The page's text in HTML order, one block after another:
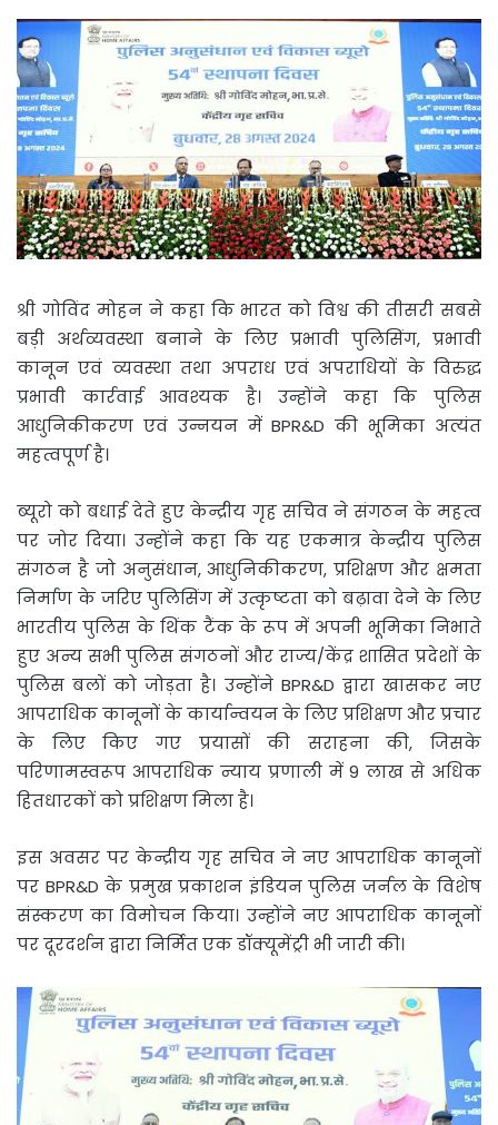
श्री गोविंद मोहन ने कहा कि भारत को विश्व की तीसरी सबसे
बड़ी अर्थव्यवस्था बनाने के लिए प्रभावी पुलिसिंग, प्रभावी
कानून एवं व्यवस्था तथा अपराध एवं अपराधियों के विरुद्ध
प्रभावी कार्रवाई आवश्यक है। उन्होंने कहा कि पुलिस
आधुनिकीकरण एवं उन्नयन में BPR&D की भूमिका अत्यंत
महत्वपूर्ण है।
ब्यूरो को बधाई देते हुए केन्द्रीय गृह सचिव ने संगठन के महत्व
पर जोर दिया। उन्होंने कहा कि यह एकमात्र केन्द्रीय पुलिस
संगठन है जो अनुसंधान, आधुनिकीकरण, प्रशिक्षण और क्षमता
निर्माण के जरिए पुलिसिंग में उत्कृष्टता को बढ़ावा देने के लिए
भारतीय पुलिस के थिंक टैंक के रूप में अपनी भूमिका निभाते
हुए अन्य सभी पुलिस संगठनों और राज्य/केंद्र शासित प्रदेशों के
पुलिस बलों को जोड़ता है। उन्होंने BPR&D द्वारा खासकर नए
आपराधिक कानूनों के कार्यान्वयन के लिए प्रशिक्षण और प्रचार
के लिए किए गए प्रयासों की सराहना की, जिसके
परिणामस्वरूप आपराधिक न्याय प्रणाली में 9 लाख से अधिक
हितधारकों को प्रशिक्षण मिला है।
इस अवसर पर केन्द्रीय गृह सचिव ने नए आपराधिक कानूनों
पर BPR&D के प्रमुख प्रकाशन इंडियन पुलिस जर्नल के विशेष
संस्करण का विमोचन किया। उन्होंने नए आपराधिक कानूनों
पर दूरदर्शन द्वारा निर्मित एक डॉक्यूमेंट्री भी जारी की।